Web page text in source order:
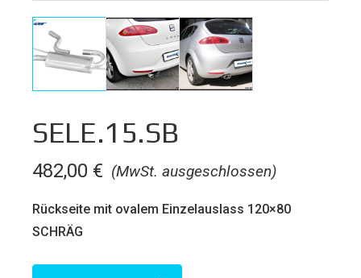
SELE.15.SB
(MwSt. ausgeschlossen)
482,00 €
Rückseite mit ovalem Einzelauslass 120×80
SCHRÄG